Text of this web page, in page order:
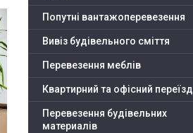
Попутні вантажоперевезення
Вивіз будівельного сміття
Перевезення меблів
Квартирний та офісний переїзд
Перевезення будівельних
материалів